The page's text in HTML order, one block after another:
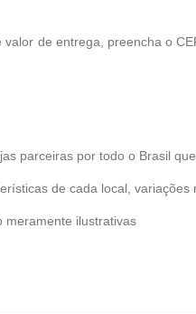
valor de entrega, preencha o
parceiras por todo o Brasil
de cada local,
meramente ilustrativas